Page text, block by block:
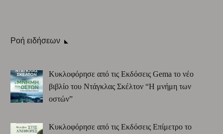
Ροή ειδήσεων
Κυκλοφόρησε από τις Εκδόσεις Gema το νέο
βιβλίο του Ντάγκλας Σκέλτον “Η μνήμη των
οστών”
Κυκλοφόρησε από τις Εκδόσεις Επίμετρο το